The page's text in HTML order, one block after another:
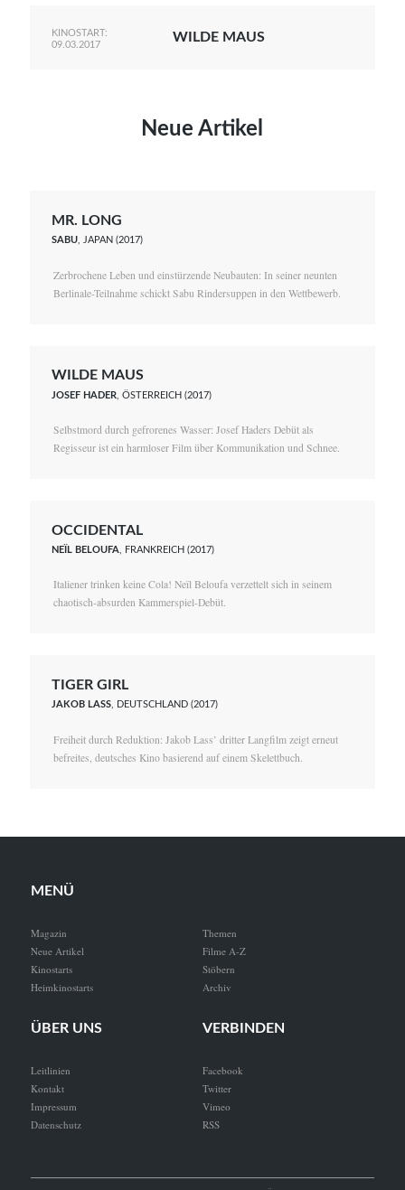
KINOSTART:
09.03.2017
WILDE MAUS
Neue Artikel
MR. LONG
SABU, JAPAN (2017)
Zerbrochene Leben und einstürzende Neubauten: In seiner neunten
Berlinale-Teilnahme schickt Sabu Rindersuppen in den Wettbewerb.
WILDE MAUS
JOSEF HADER , ÖSTERREICH (2017)
Selbstmord durch gefrorenes Wasser: Josef Haders Debüt als
Regisseur ist ein harmloser Film über Kommunikation und Schnee.
OCCIDENTAL
NEÏL BELOUFA , FRANKREICH (2017)
Italiener trinken keine Cola! Neïl Beloufa verzettelt sich in seinem
chaotisch-absurden Kammerspiel-Debüt.
TIGER GIRL
JAKOB LASS, DEUTSCHLAND (2017)
Freiheit durch Reduktion: Jakob Lass’ dritter Langfilm zeigt erneut
befreites, deutsches Kino basierend auf einem Skelettbuch.
MENÜ
Magazin
Neue Artikel
Kinostarts
Heimkinostarts
Themen
Filme A-Z
Stöbern
Archiv
ÜBER UNS
Leitlinien
Kontakt
Impressum
Datenschutz
VERBINDEN
Facebook
Twitter
Vimeo
RSS